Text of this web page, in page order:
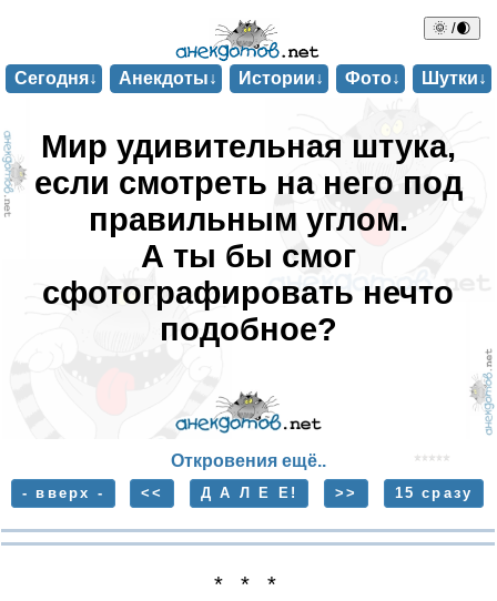
🌞 /🌒
Сегодня↓ Анекдоты↓ Истории↓ Фото↓ Шутки↓
Мир удивительная штука,
если смотреть на него под
правильным углом.
А ты бы смог
сфотографировать нечто
подобное?
Откровения ещё..
- вверх - << Д А Л Е Е! >> 15 сразу
* * *